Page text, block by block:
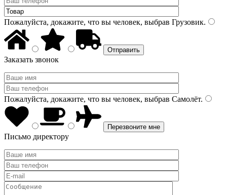
Пожалуйста, докажите, что вы человек, выбрав Грузовик.
Заказать звонок
Пожалуйста, докажите, что вы человек, выбрав Самолёт.
Письмо директору